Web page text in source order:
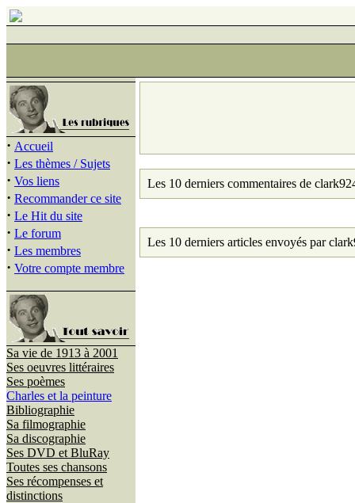
· Accueil
· Les thèmes / Sujets
· Vos liens
· Recommander ce site
· Le Hit du site
· Le forum
· Les membres
· Votre compte membre
Sa vie de 1913 à 2001
Ses oeuvres littéraires
Ses poèmes
Charles et la peinture
Bibliographie
Sa filmographie
Sa discographie
Ses DVD et BluRay
Toutes ses chansons
Ses récompenses et
distinctions
Les 10 derniers commentaires de
Les 10 derniers articles envoyés par